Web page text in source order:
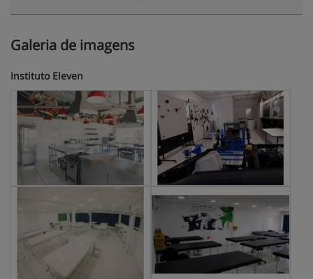
Galeria de imagens
Instituto Eleven